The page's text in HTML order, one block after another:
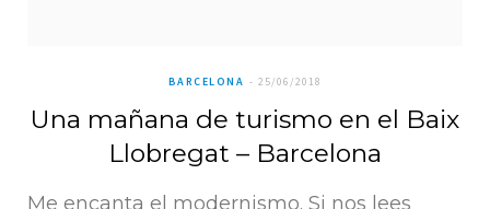
BARCELONA 25/06/2018
Una mañana de turismo en el Baix
Llobregat – Barcelona
Me encanta el modernismo. Si nos lees